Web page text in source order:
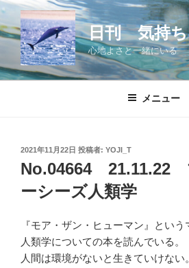
コ
ン
テ
ツ
日刊 気持ち
心地よさと一緒にいる
メニュー
投
稿
日:
2021年11月22日 投稿者: YOJI_T
No.04664 21.11.22
ーシーズ人類学
『モア・ザン・ヒューマン』とい
人類学についての本を読んでいる。
人間は環境がないと生きていけない。